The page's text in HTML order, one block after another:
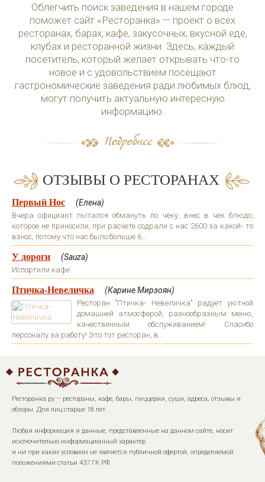
Облегчить поиск заведения в нашем городе
поможет сайт «Ресторанка» — проект о всех
ресторанах, барах, кафе, закусочных, вкусной еде,
клубах и ресторанной жизни. Здесь, каждый
посетитель, который желает открывать что-то
новое и с удовольствием посещают
гастрономические заведения ради любимых блюд,
могут получить актуальную интересную
информацию.
ОТЗЫВЫ О РЕСТОРАНАХ
Первый Нос (Елена)
Вчера официант пытался обмануть по чеку, внес в чек блюдо,
которое не приносили, при расчете содрали с нас 2600 за какой- то
взнос, потому что нас было больше 6...
У дороги (Sauza)
Испортили кафе
Птичка-Невеличка (Карине Мирзоян)
Ресторан "Птичка- Невеличка" радует уютной
домашней атмосферой, разнообразным меню,
качественным обслуживанием! Спасибо
персоналу за работу! Это тот ресторан, в...
Ресторанка.ру — рестораны, кафе, бары, пиццерии, суши, адреса, отзывы и
обзоры. Для лиц старше 18 лет.
Любая информация и данные, представленные на данном сайте, носит
исключительно информационный характер
и ни при каких условиях не является публичной офертой, определяемой
положениями статьи 437 ГК РФ.